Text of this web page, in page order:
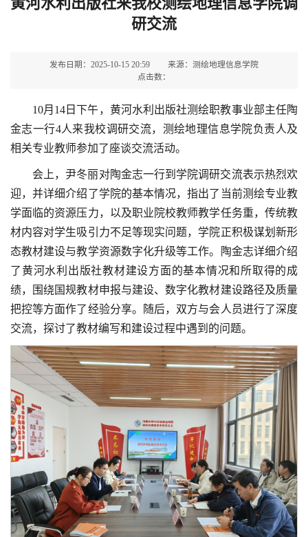
研交流
发布日期：2025-10-15 20:59
来源：测绘地理信息学院
点击数：
10月14日下午，黄河水利出版社测绘职教事业部主任陶
金志一行4人来我校调研交流，测绘地理信息学院负责人及
相关专业教师参加了座谈交流活动。
会上，尹冬丽对陶金志一行到学院调研交流表示热烈欢
迎，并详细介绍了学院的基本情况，指出了当前测绘专业教
学面临的资源压力，以及职业院校教师教学任务重，传统教
材内容对学生吸引力不足等现实问题，学院正积极谋划新形
态教材建设与教学资源数字化升级等工作。陶金志详细介绍
了黄河水利出版社教材建设方面的基本情况和所取得的成
绩，围绕国规教材申报与建设、数字化教材建设路径及质量
把控等方面作了经验分享。
随后，双方与会人员进行了深度
交流，探讨了教材编写和建设过程中遇到的问题。